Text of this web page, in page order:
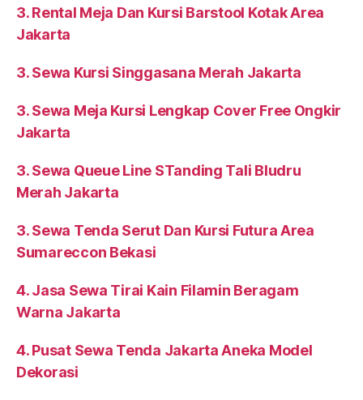
3. Rental Meja Dan Kursi Barstool Kotak Area
Jakarta
3. Sewa Kursi Singgasana Merah Jakarta
3. Sewa Meja Kursi Lengkap Cover Free Ongkir
Jakarta
3. Sewa Queue Line STanding Tali Bludru
Merah Jakarta
3. Sewa Tenda Serut Dan Kursi Futura Area
Sumareccon Bekasi
4. Jasa Sewa Tirai Kain Filamin Beragam
Warna Jakarta
4. Pusat Sewa Tenda Jakarta Aneka Model
Dekorasi